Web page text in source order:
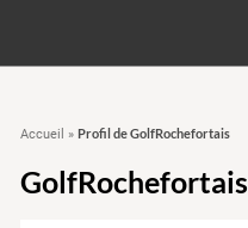
Accueil » Profil de GolfRochefortais
GolfRochefortais